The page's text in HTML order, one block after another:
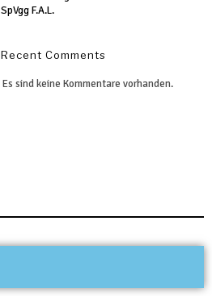
SpVgg F.A.L.
Recent Comments
Es sind keine Kommentare vorhanden.